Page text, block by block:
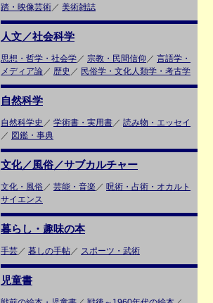
踏・映像芸術／ 美術雑誌
人文／社会科学
思想・哲学・社会学／ 宗教・民間信仰 ／ 言語学・
メディア論／ 歴史 ／ 民俗学・文化人類学・考古学
自然科学
自然科学史 ／ 学術書・実用書／ 読み物・エッセイ
／ 図鑑・事典
文化／風俗／サブカルチャー
文化・風俗／ 芸能・音楽 ／ 呪術・占術・オカルト
サイエンス
暮らし・趣味の本
手芸／ 暮しの手帖／ スポーツ・武術
児童書